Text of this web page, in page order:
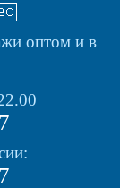
оптом и в